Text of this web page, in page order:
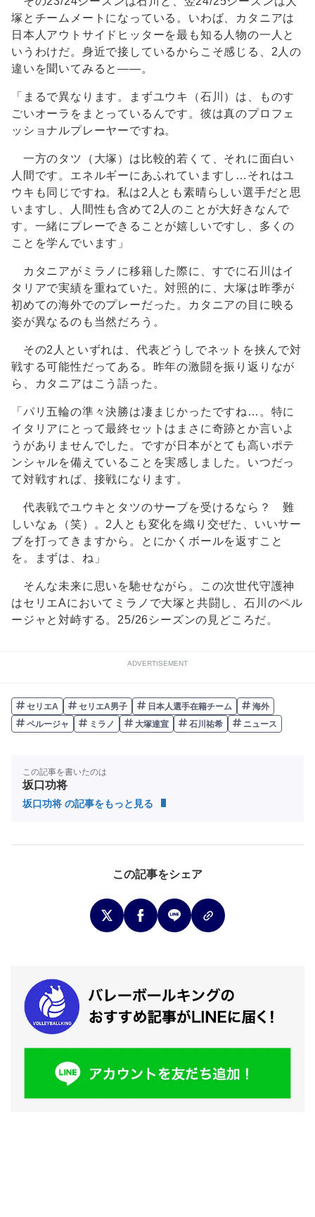
塚とチームメートになっている。いわば、カタニアは
日本人アウトサイドヒッターを最も知る人物の一人と
いうわけだ。身近で接しているからこそ感じる、2人の
違いを聞いてみると――。
「まるで異なります。まずユウキ（石川）は、ものす
ごいオーラをまとっているんです。彼は真のプロフェ
ッショナルプレーヤーですね。
一方のタツ（大塚）は比較的若くて、それに面白い
人間です。エネルギーにあふれていますし…それはユ
ウキも同じですね。私は2人とも素晴らしい選手だと思
いますし、人間性も含めて2人のことが大好きなんで
す。一緒にプレーできることが嬉しいですし、多くの
ことを学んでいます」
カタニアがミラノに移籍した際に、すでに石川はイ
タリアで実績を重ねていた。対照的に、大塚は昨季が
初めての海外でのプレーだった。カタニアの目に映る
姿が異なるのも当然だろう。
その2人といずれは、代表どうしでネットを挟んで対
戦する可能性だってある。昨年の激闘を振り返りなが
ら、カタニアはこう語った。
「パリ五輪の準々決勝は凄まじかったですね…。特に
イタリアにとって最終セットはまさに奇跡とか言いよ
うがありませんでした。ですが日本がとても高いポテ
ンシャルを備えていることを実感しました。いつだっ
て対戦すれば、接戦になります。
代表戦でユウキとタツのサーブを受けるなら？ 難
しいなぁ（笑）。2人とも変化を織り交ぜた、いいサー
ブを打ってきますから。とにかくボールを返すこと
を。まずは、ね」
そんな未来に思いを馳せながら。この次世代守護神
はセリエAにおいてミラノで大塚と共闘し、石川のペル
ージャと対峙する。25/26シーズンの見どころだ。
ADVERTISEMENT
セリエA セリエA男子 日本人選手在籍チーム
海外
ペルージャ
ミラノ 大塚達宣 石川祐希 ニュース
この記事を書いたのは
坂口功将
坂口功将 の記事をもっと見る
この記事をシェア